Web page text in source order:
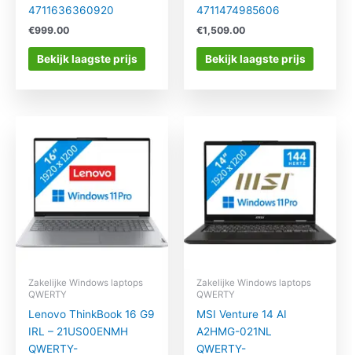
4711636360920
€999.00
Bekijk laagste prijs
4711474985606
€1,509.00
Bekijk laagste prijs
Zakelijke Windows laptops
QWERTY
Lenovo ThinkBook 16 G9
IRL – 21US00ENMH
QWERTY-
Zakelijke Windows laptops
QWERTY
MSI Venture 14 AI
A2HMG-021NL
QWERTY-